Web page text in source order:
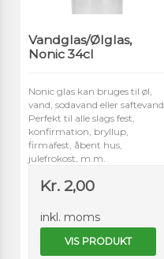
Vandglas/Ølglas,
Nonic 34cl
Nonic glas kan bruges til øl,
vand, sodavand eller saftevand.
Perfekt til alle slags fest,
konfirmation, bryllup,
firmafest, åbent hus,
julefrokost, m.m.
Kr. 2,00
inkl. moms
VIS PRODUKT